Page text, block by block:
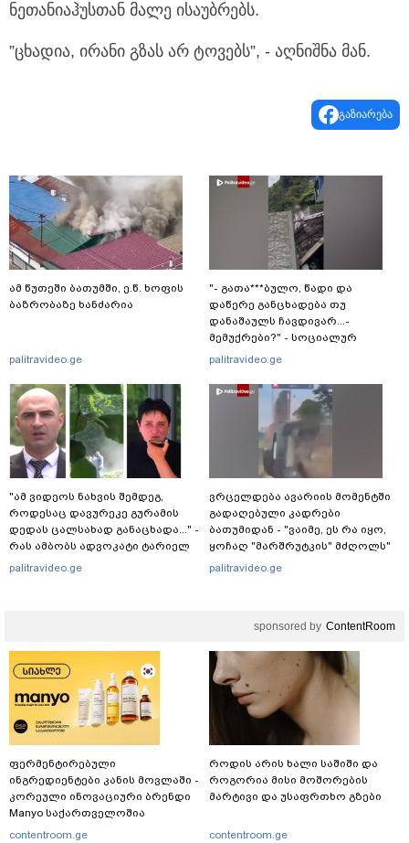
ნეთანიაჰუსთან მალე ისაუბრებს.
”ცხადია, ირანი გზას არ ტოვებს”, - აღნიშნა მან.
გაზიარება
ამ წუთეში ბათუმში, ე.წ. ხოფის
ბაზრობაზე ხანძარია
palitravideo.ge
"ამ ვიდეოს ნახვის შემდეგ,
როდესაც დავურეკე გურამის
დედას ცალსახად განაცხადა..." -
რას ამბობს ადვოკატი ტარიელ
კაკაბაძე?
palitravideo.ge
"- გათა***ბულო, წადი და
დაწერე განცხადება თუ
დანაშაულს ჩავდივარ...-
მემუქრები?" - სოციალურ
ქსელში სკანდალური კადრები
palitravideo.ge
ვრცელდება ავარიის მომენტში
გადაღებული კადრები
ბათუმიდან - "ვაიმე, ეს რა იყო,
ყოჩაღ "მარშრუტკის" მძღოლს"
palitravideo.ge
sponsored by ContentRoom
ფერმენტირებული
ინგრედიენტები კანის მოვლაში -
კორეული ინოვაციური ბრენდი
Manyo საქართველოშია
contentroom.ge
როდის არის ხალი საშიში და
როგორია მისი მოშორების
მარტივი და უსაფრთხო გზები
contentroom.ge